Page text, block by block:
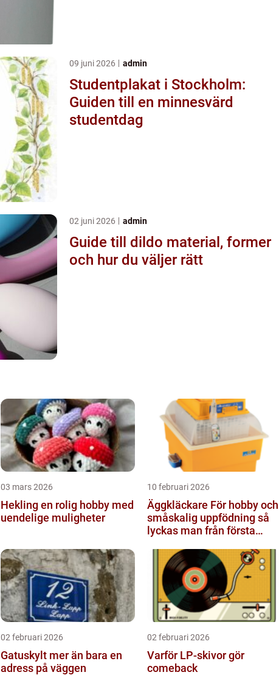
09 juni 2026 admin
Studentplakat i Stockholm:
Guiden till en minnesvärd
studentdag
02 juni 2026 admin
Guide till dildo material, former
och hur du väljer rätt
03 mars 2026
Hekling en rolig hobby med
uendelige muligheter
10 februari 2026
Äggkläckare För hobby och
småskalig uppfödning så
lyckas man från första
02 februari 2026
Gatuskylt mer än bara en
adress på väggen
02 februari 2026
Varför LP-skivor gör
comeback